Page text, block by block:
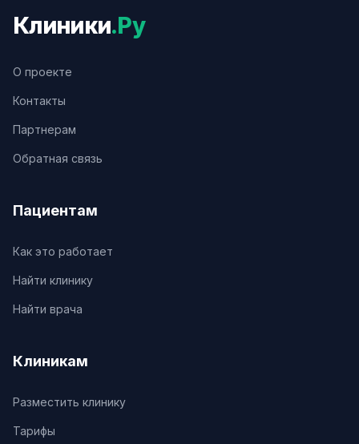
Клиники.Ру
О проекте
Контакты
Партнерам
Обратная связь
Пациентам
Как это работает
Найти клинику
Найти врача
Клиникам
Разместить клинику
Тарифы